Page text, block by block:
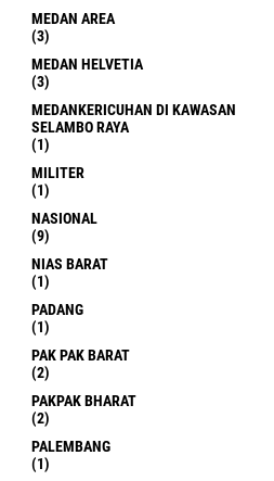
MEDAN AREA
(3)
MEDAN HELVETIA
(3)
MEDANKERICUHAN DI KAWASAN
SELAMBO RAYA
(1)
MILITER
(1)
NASIONAL
(9)
NIAS BARAT
(1)
PADANG
(1)
PAK PAK BARAT
(2)
PAKPAK BHARAT
(2)
PALEMBANG
(1)